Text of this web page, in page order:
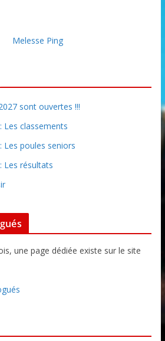
sont ouvertes !!!
Les classements
Les poules seniors
Les résultats
une page dédiée existe sur le site